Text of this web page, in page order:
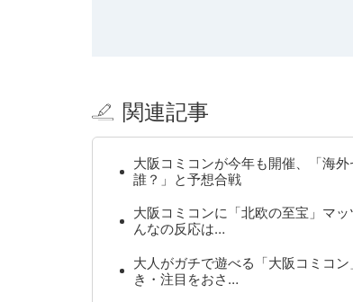
関連記事
大阪コミコンが今年も開催、「海外
誰？」と予想合戦
大阪コミコンに「北欧の至宝」マ
んなの反応は…
大人がガチで遊べる「大阪コミコ
き・注目をおさ…